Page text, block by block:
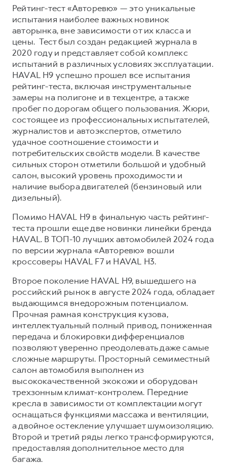
КОРПОРАТИВНЫМ КЛИЕНТАМ
Для малого бизнеса
Корпоративным клиентам
Крупным корпоративным клиентам
Система управления автопарком
Сервис для корпоративных клиентов
HAVAL Лизинг
АКСЕССУАРЫ HAVAL
Автомобильные аксессуары
Коллекция PRO
Коллекция Базовая
Коллекция Детская
Гарантия HAVAL
Мобильное приложение GWM
Программа «HAVAL Защита+»
Руководства по эксплуатации
Подписки
АКСЕССУАРЫ HAVAL
Автомобильные аксессуары
Коллекция PRO
Коллекция Базовая
Коллекция Детская
Рейтинг-тест «Авторевю» — это уникальные
испытания наиболее важных новинок
авторынка, вне зависимости от их класса и
цены. Тест был создан редакцией журнала в
2020 году и представляет собой комплекс
испытаний в различных условиях эксплуатации.
HAVAL H9 успешно прошел все испытания
рейтинг-теста, включая инструментальные
замеры на полигоне и в техцентре, а также
пробег по дорогам общего пользования. Жюри,
состоящее из профессиональных испытателей,
журналистов и автоэкспертов, отметило
удачное соотношение стоимости и
потребительских свойств модели. В качестве
сильных сторон отметили большой и удобный
салон, высокий уровень проходимости и
наличие выбора двигателей (бензиновый или
дизельный).
Помимо HAVAL H9 в финальную часть рейтинг-
теста прошли еще две новинки линейки бренда
HAVAL. В ТОП-10 лучших автомобилей 2024 года
по версии журнала «Авторевю» вошли
кроссоверы HAVAL F7 и HAVAL H3.
Второе поколение HAVAL H9, вышедшего на
российский рынок в августе 2024 года, обладает
выдающимся внедорожным потенциалом.
Прочная рамная конструкция кузова,
интеллектуальный полный привод, пониженная
передача и блокировки дифференциалов
позволяют уверенно преодолевать даже самые
сложные маршруты. Просторный семиместный
салон автомобиля выполнен из
высококачественной экокожи и оборудован
трехзонным климат-контролем. Передние
кресла в зависимости от комплектации могут
оснащаться функциями массажа и вентиляции,
а двойное остекление улучшает шумоизоляцию.
Второй и третий ряды легко трансформируются,
предоставляя дополнительное место для
багажа.